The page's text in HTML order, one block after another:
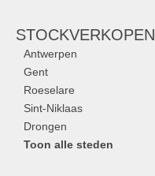
STOCKVERKOPEN
Antwerpen
Gent
Roeselare
Sint-Niklaas
Drongen
Toon alle steden